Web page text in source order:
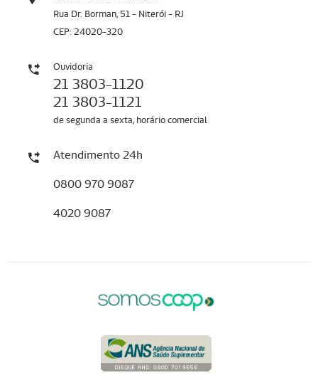
Rua Dr. Borman, 51 - Niterói - RJ
CEP: 24020-320
Ouvidoria
21 3803-1120
21 3803-1121
de segunda a sexta, horário comercial
Atendimento 24h
0800 970 9087
4020 9087